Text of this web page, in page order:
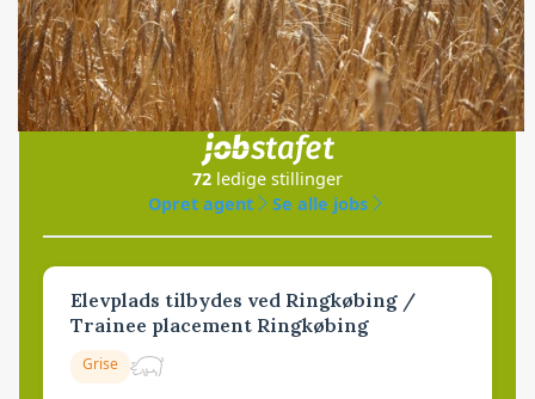
Jobs
i samarbejde med
72 ledige stillinger
Opret agent
Se alle jobs
Elevplads tilbydes ved Ringkøbing /
Trainee placement Ringkøbing
Grise